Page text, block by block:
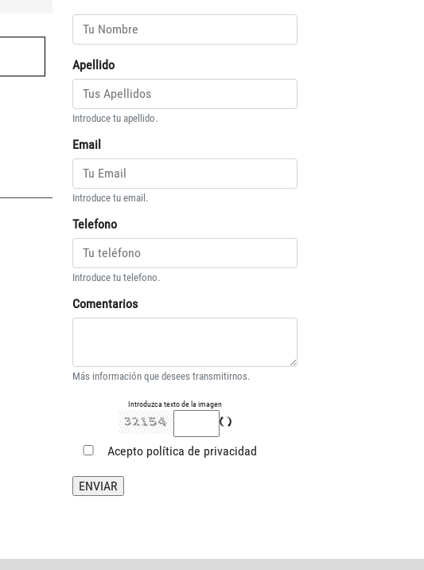
Apellido
Introduce tu apellido.
Email
Introduce tu email.
Telefono
Introduce tu telefono.
Comentarios
Más información que desees transmitirnos.
Introduzca texto de la imagen
Acepto política de privacidad